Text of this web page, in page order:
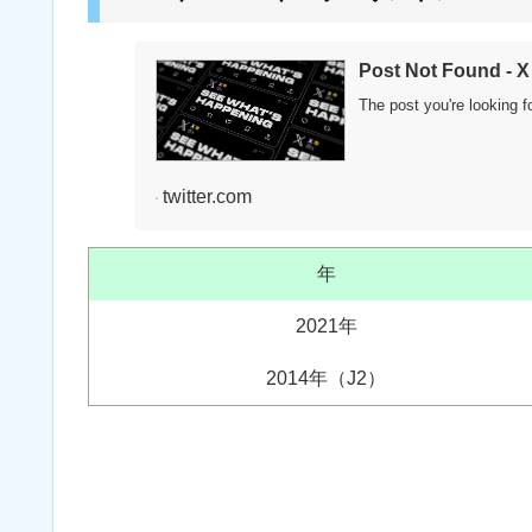
Post Not Found -
The post you're looking
twitter.com
年
2021年
2014年（J2）